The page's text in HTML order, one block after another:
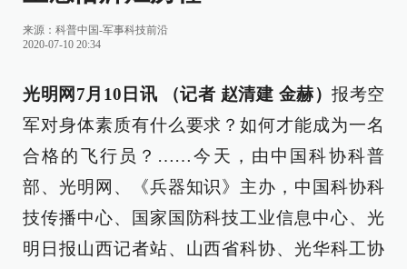
来源： 科普中国-军事科技前沿
2020-07-10 20:34
光明网7月10日讯 （记者 赵清建 金赫） 报考空
军对身体素质有什么要求？如何才能成为一名
合格的飞行员？……今天，由中国科协科普
部、光明网、《兵器知识》主办，中国科协科
技传播中心、国家国防科技工业信息中心、光
明日报山西记者站、山西省科协、光华科工协